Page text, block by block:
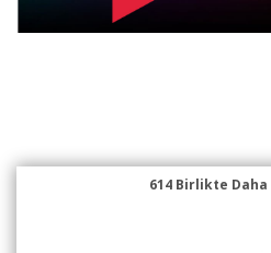
614 Birlikte Daha